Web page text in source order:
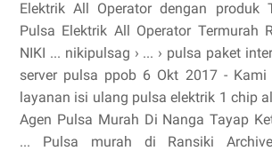
Elektrik All Operator dengan produk
Pulsa Elektrik All Operator Termurah
NIKI ... nikipulsag › ... › pulsa paket
server pulsa ppob 6 Okt 2017 - Kami
layanan isi ulang pulsa elektrik 1 chip
Agen Pulsa Murah Di Nanga Tayap
... Pulsa murah di Ransiki